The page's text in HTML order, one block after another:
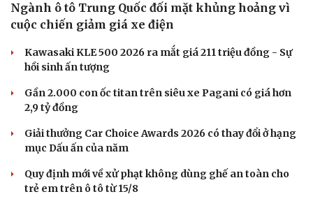
Di sản
Ngành ô tô Trung Quốc đối mặt khủng hoảng vì
cuộc chiến giảm giá xe điện
Kawasaki KLE 500 2026 ra mắt giá 211 triệu đồng - Sự
hồi sinh ấn tượng
Gần 2.000 con ốc titan trên siêu xe Pagani có giá hơn
2,9 tỷ đồng
Giải thưởng Car Choice Awards 2026 có thay đổi ở hạng
mục Dấu ấn của năm
Quy định mới về xử phạt không dùng ghế an toàn cho
trẻ em trên ô tô từ 15/8